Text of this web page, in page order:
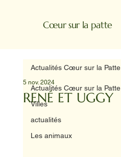
Cœur sur la patte
Actualités Cœur sur la Patte
Villes
actualités
Les animaux
Actualités Cœur sur la Patte
RENÉ ET UGGY
5 nov. 2024